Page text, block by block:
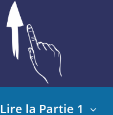
Lire la Partie 1